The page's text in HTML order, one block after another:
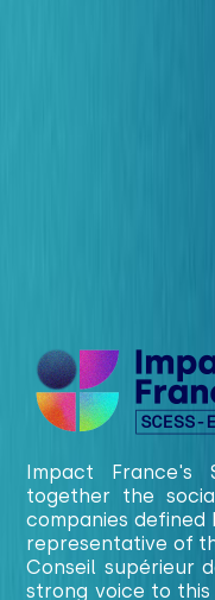
Impact France's
together the
companies
representative of
Conseil supérieur
strong voice to